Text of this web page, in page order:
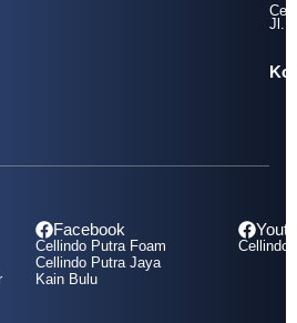
Jl.
Facebook
Cellindo Putra Foam
Cellindo Putra Jaya
Kain Bulu
Cellindo